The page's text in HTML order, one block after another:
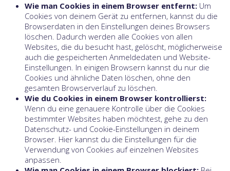
Wie man Cookies in einem Browser entfernt: Um
Cookies von deinem Gerät zu entfernen, kannst du die
Browserdaten in den Einstellungen deines Browsers
löschen. Dadurch werden alle Cookies von allen
Websites, die du besucht hast, gelöscht, möglicherweise
auch die gespeicherten Anmeldedaten und Website-
Einstellungen. In einigen Browsern kannst du nur die
Cookies und ähnliche Daten löschen, ohne den
gesamten Browserverlauf zu löschen.
Wie du Cookies in einem Browser kontrollierst:
Wenn du eine genauere Kontrolle über die Cookies
bestimmter Websites haben möchtest, gehe zu den
Datenschutz- und Cookie-Einstellungen in deinem
Browser. Hier kannst du die Einstellungen für die
Verwendung von Cookies auf einzelnen Websites
anpassen.